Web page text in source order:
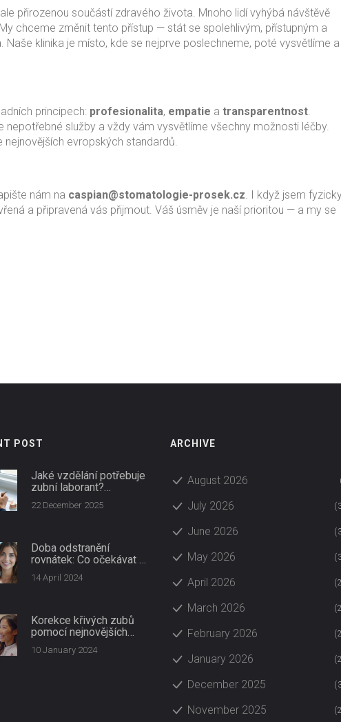
přirozenou součástí zdravého života. Mnoho lidí vyhýbá návštěvě
chceme změnit tento přístup — stát se spolehlivým, přístupným a
klinika je místo, kde se nejprve poslechneme, poté vysvětlíme a
principech: profesionalita, empatie a transparentnost.
služby a vždy vám vysvětlíme všechny možnosti léčby.
evropských standardů.
nám na caspian@stomatologie-prosek.cz. I když jsem
a připravená vás přijmout. Váš úsměv je naší prioritou — a my se
POST
Jaké vzdělání potřebuje
zubní laborant?
Průvodce krok za
krokem
22 December 2025
Doba odstranění
rovnátek: Co očekávat a
tipy pro rychlejší proces
14 April 2024
Korekce křivých zubů
pomocí nejnovějších
biotechnologií:
Průvodce inovacemi
10 January 2024
ARCHIVE
August 2026
July 2026
June 2026
May 2026
April 2026
March 2026
February 2026
January 2026
December 2025
November 2025